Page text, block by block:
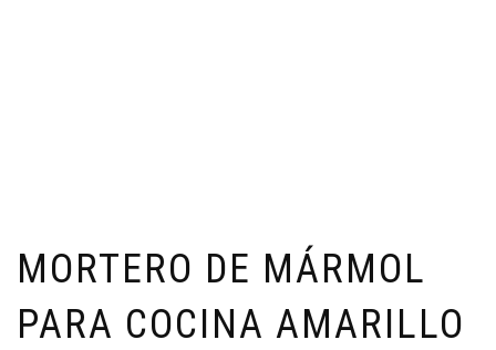
MORTERO DE MÁRMOL
PARA COCINA AMARILLO